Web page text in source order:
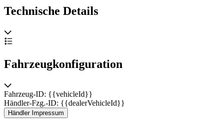
Technische Details
Fahrzeugkonfiguration
Fahrzeug-ID: {{vehicleId}}
Händler-Fzg.-ID: {{dealerVehicleId}}
Händler Impressum